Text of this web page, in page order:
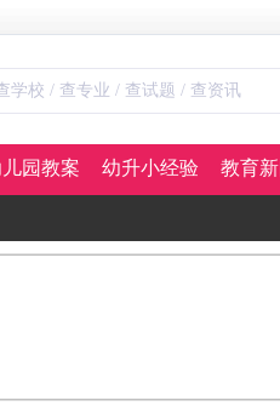
园教案 幼升小经验 教育